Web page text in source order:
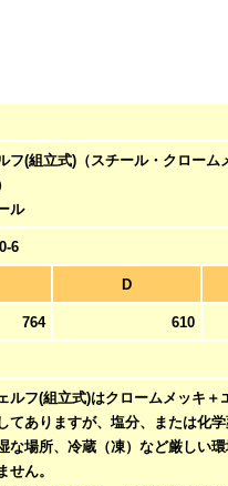
フ(組立式)（スチール・クローム
ル
6
D
764 610
ルフ(組立式)はクロームメッキ＋
てありますが、塩分、または化
な場所、冷蔵（凍）など厳しい
せん。